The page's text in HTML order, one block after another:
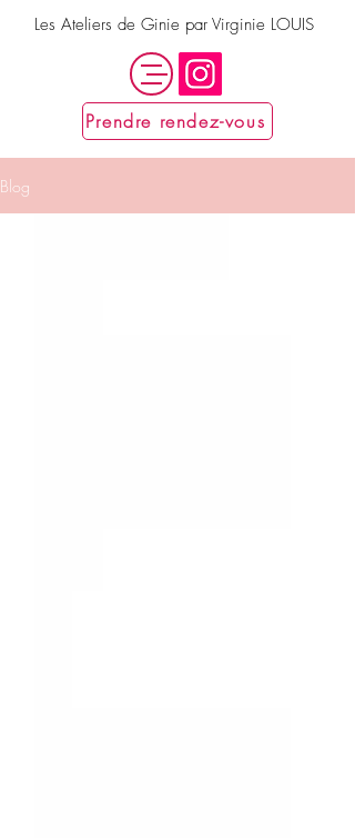
Les Ateliers de Ginie par Virginie LOUIS
Prendre rendez-vous
Blog